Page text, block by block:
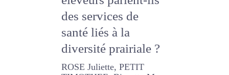
éleveurs parlent-ils
des services de
santé liés à la
diversité prairiale ?